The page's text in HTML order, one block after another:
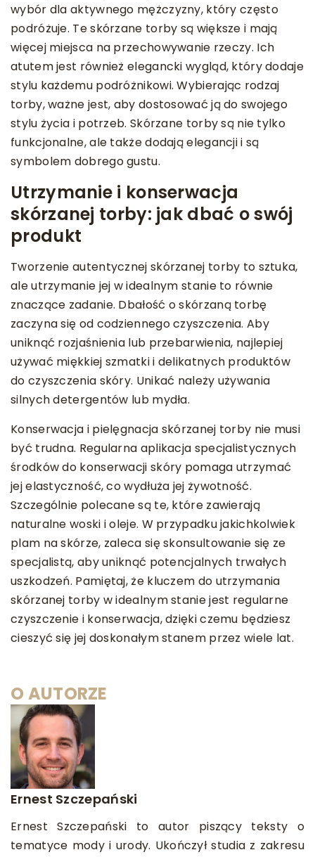
wybór dla aktywnego mężczyzny, który często
podróżuje. Te skórzane torby są większe i mają
więcej miejsca na przechowywanie rzeczy. Ich
atutem jest również elegancki wygląd, który dodaje
stylu każdemu podróżnikowi. Wybierając rodzaj
torby, ważne jest, aby dostosować ją do swojego
stylu życia i potrzeb. Skórzane torby są nie tylko
funkcjonalne, ale także dodają elegancji i są
symbolem dobrego gustu.
Utrzymanie i konserwacja
skórzanej torby: jak dbać o swój
produkt
Tworzenie autentycznej skórzanej torby to sztuka,
ale utrzymanie jej w idealnym stanie to równie
znaczące zadanie. Dbałość o skórzaną torbę
zaczyna się od codziennego czyszczenia. Aby
uniknąć rozjaśnienia lub przebarwienia, najlepiej
używać miękkiej szmatki i delikatnych produktów
do czyszczenia skóry. Unikać należy używania
silnych detergentów lub mydła.
Konserwacja i pielęgnacja skórzanej torby nie musi
być trudna. Regularna aplikacja specjalistycznych
środków do konserwacji skóry pomaga utrzymać
jej elastyczność, co wydłuża jej żywotność.
Szczególnie polecane są te, które zawierają
naturalne woski i oleje. W przypadku jakichkolwiek
plam na skórze, zaleca się skonsultowanie się ze
specjalistą, aby uniknąć potencjalnych trwałych
uszkodzeń. Pamiętaj, że kluczem do utrzymania
skórzanej torby w idealnym stanie jest regularne
czyszczenie i konserwacja, dzięki czemu będziesz
cieszyć się jej doskonałym stanem przez wiele lat.
O AUTORZE
Ernest Szczepański
Ernest Szczepański to autor piszący teksty o
tematyce mody i urody. Ukończył studia z zakresu